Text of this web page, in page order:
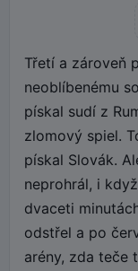
Třetí a zároveň
neoblíbenému
pískal sudí z
zlomový spiel.
pískal Slovák.
neprohrál, i
dvaceti
odstřel a po
arény, zda teče